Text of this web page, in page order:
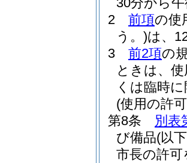
2
前項の使
う。)は、
3
前2項の
ときは、
くは臨時
(使用の許
第8条
別表
び備品(以
市長の許